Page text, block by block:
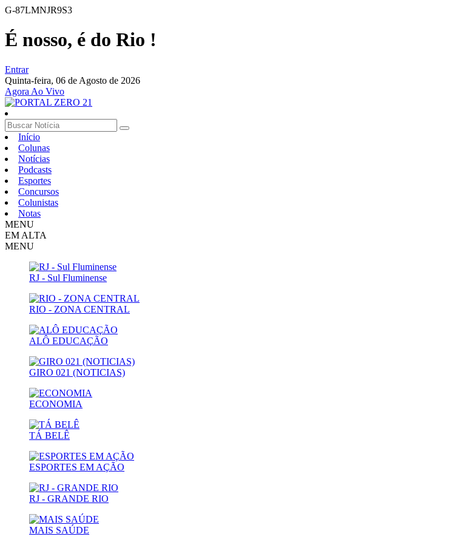
G-87LMNJR9S3
É nosso, é do Rio !
Entrar
Quinta-feira, 06 de Agosto de 2026
Agora Ao Vivo
Início
Colunas
Notícias
Podcasts
Esportes
Concursos
Colunistas
Notas
MENU
EM ALTA
MENU
RJ - Sul Fluminense
RIO - ZONA CENTRAL
ALÔ EDUCAÇÃO
GIRO 021 (NOTICIAS)
ECONOMIA
TÁ BELÊ
ESPORTES EM AÇÃO
RJ - GRANDE RIO
MAIS SAÚDE